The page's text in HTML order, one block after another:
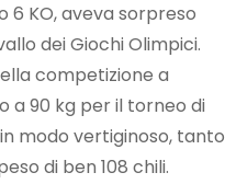
6 KO, aveva sorpreso
dei Giochi Olimpici.
competizione a
a 90 kg per il torneo di
modo vertiginoso, tanto
di ben 108 chili.